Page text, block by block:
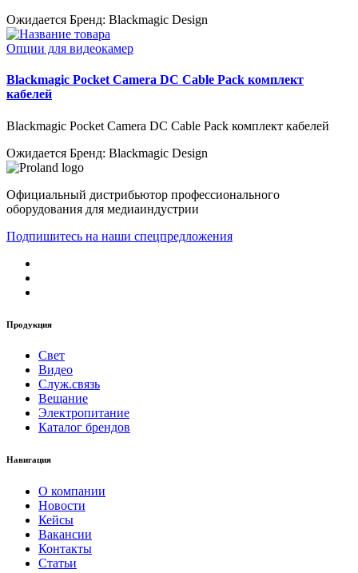
Ожидается Бренд: Blackmagic Design
Опции для видеокамер
Blackmagic Pocket Camera DC Cable Pack комплект
кабелей
Blackmagic Pocket Camera DC Cable Pack комплект кабелей
Ожидается Бренд: Blackmagic Design
Официальный дистрибьютор профессионального
оборудования для медиаиндустрии
Подпишитесь на наши спецпредложения
Продукция
Свет
Видео
Служ.связь
Вещание
Электропитание
Каталог брендов
Навигация
О компании
Новости
Кейсы
Вакансии
Контакты
Статьи